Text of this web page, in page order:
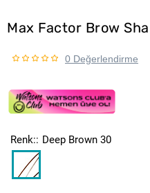
Max Factor Brow
0 Değerlendirme
Renk: Deep Brown 30